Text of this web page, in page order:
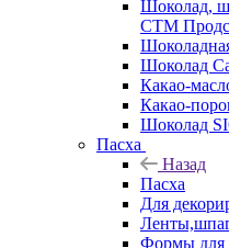
Шоколад,
СТМ
Шоколад
Какао-
Какао-
Шоколад
Пасха
Назад
Пасха
Для
Формы для